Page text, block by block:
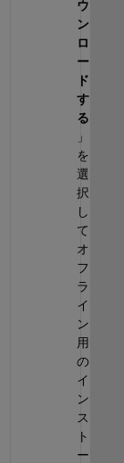
ウ
ン
ロ
ー
ド
す
る
」
を
選
択
し
て
オ
フ
ラ
イ
ン
用
の
イ
ン
ス
ト
ー